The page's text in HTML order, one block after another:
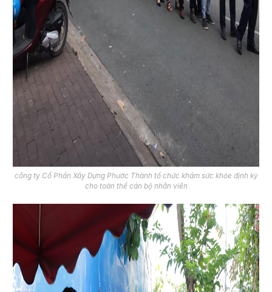
công ty Cổ Phần Xây Dựng Phước Thành tổ chức khám sức khỏe định kỳ
cho toàn thể cán bộ nhân viên